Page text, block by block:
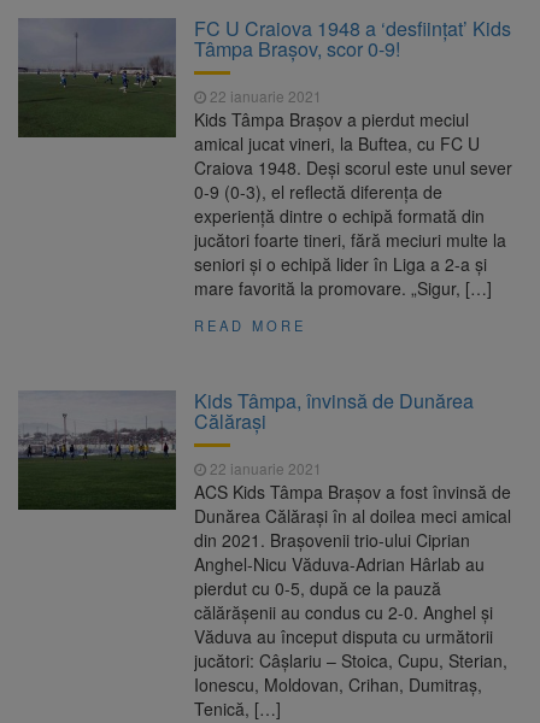
propriul record mondial. Betty Bromage a
zburat din nou pe aripa unui avion
Avocații fraților Andrew și
Tristan Tate cer eliberarea lor pe cauțiune în
Se schimbă examenul de
medic specialist. Subiecte unice în toată țara,
aceeași oră și același barem
Se schimbă regulile pentru
capsulele de cafea și ambalajele de unică
FC U Craiova 1948 a ‘desființat’ Kids
Tâmpa Brașov, scor 0-9!
22 ianuarie 2021
Kids Tâmpa Brașov a pierdut meciul
amical jucat vineri, la Buftea, cu FC U
Craiova 1948. Deși scorul este unul sever
0-9 (0-3), el reflectă diferența de
experiență dintre o echipă formată din
jucători foarte tineri, fără meciuri multe la
seniori și o echipă lider în Liga a 2-a și
mare favorită la promovare. „Sigur, […]
READ MORE
Kids Tâmpa, învinsă de Dunărea
Călărași
22 ianuarie 2021
ACS Kids Tâmpa Brașov a fost învinsă de
Dunărea Călărași în al doilea meci amical
din 2021. Brașovenii trio-ului Ciprian
Anghel-Nicu Văduva-Adrian Hârlab au
pierdut cu 0-5, după ce la pauză
călărășenii au condus cu 2-0. Anghel și
Văduva au început disputa cu următorii
jucători: Câșlariu – Stoica, Cupu, Sterian,
Ionescu, Moldovan, Crihan, Dumitraș,
Tenică, […]